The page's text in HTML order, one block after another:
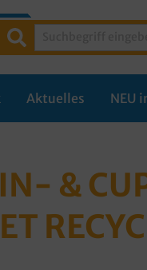
Aktuelles NEU
&